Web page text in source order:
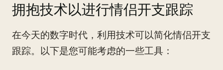
拥抱技术以进行情侣开支跟踪
在今天的数字时代，利用技术可以简化情侣开支
跟踪。以下是您可能考虑的一些工具：